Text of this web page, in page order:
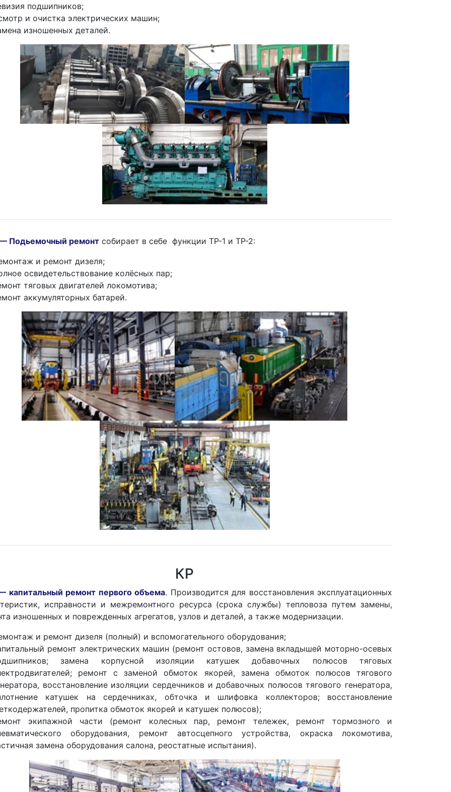
подшипников;
и очистка электрических машин;
изношенных деталей.
Подьемочный ремонт собирает в себе функции ТР-1 и ТР-2:
и ремонт дизеля;
освидетельствование колёсных пар;
тяговых двигателей локомотива;
аккумуляторных батарей.
КР
капитальный ремонт первого объема. Производится для восстановления эксплуатационных
исправности и межремонтного ресурса (срока службы) тепловоза путем замены,
изношенных и поврежденных агрегатов, узлов и деталей, а также модернизации.
и ремонт дизеля (полный) и вспомогательного оборудования;
ремонт электрических машин (ремонт остовов, замена вкладышей моторно-осевых
замена корпусной изоляции катушек добавочных полюсов тяговых
ремонт с заменой обмоток якорей, замена обмоток полюсов тягового
восстановление изоляции сердечников и добавочных полюсов тягового генератора,
катушек на сердечниках, обточка и шлифовка коллекторов; восстановление
пропитка обмоток якорей и катушек полюсов);
экипажной части (ремонт колесных пар, ремонт тележек, ремонт тормозного и
оборудования, ремонт автосцепного устройства, окраска локомотива,
замена оборудования салона, реостатные испытания).